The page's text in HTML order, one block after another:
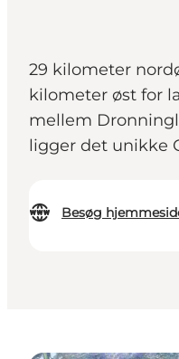
29 kilometer
kilometer øst for
mellem
ligger det unikke
Besøg